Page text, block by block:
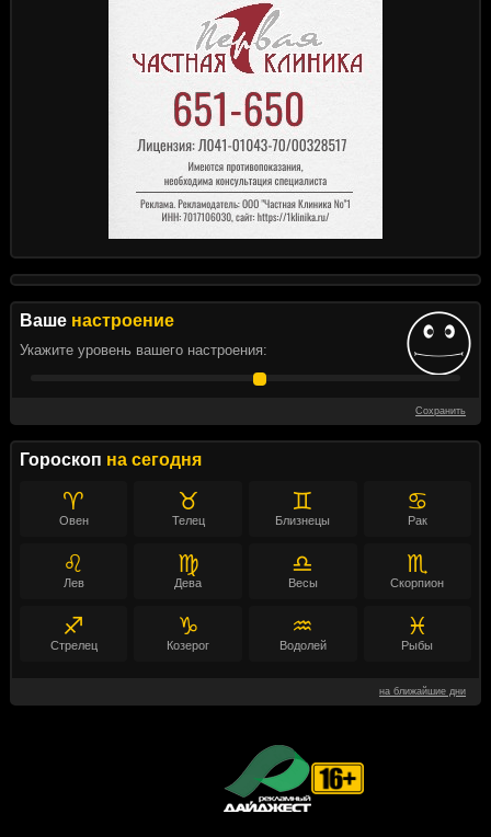
Ваше настроение
Укажите уровень вашего настроения:
Сохранить
Гороскоп на сегодня
♈
Овен
♉
Телец
♊
Близнецы
♋
Рак
♌
Лев
♍
Дева
♎
Весы
♏
Скорпион
♐
Стрелец
♑
Козерог
♒
Водолей
♓
Рыбы
на ближайшие дни